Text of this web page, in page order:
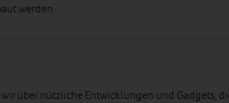
werden.
über nützliche Entwicklungen und Gadgets,